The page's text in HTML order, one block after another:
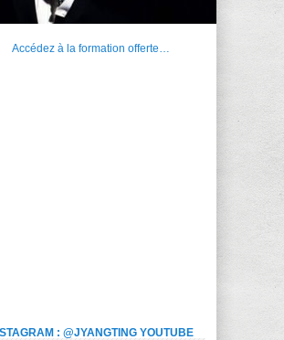
Accédez à la formation offerte…
: @JYANGTING YOUTUBE